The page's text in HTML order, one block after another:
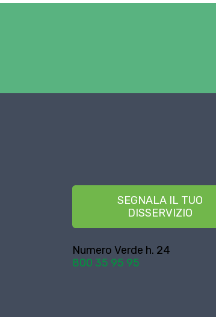
SEGNALA IL TUO
DISSERVIZIO
Numero Verde h. 24
800 35 95 95